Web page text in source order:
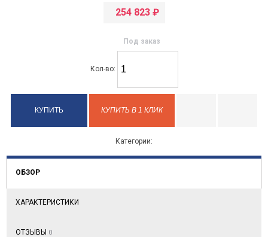
254 823 ₽
Под заказ
Кол-во:
КУПИТЬ В 1 КЛИК
Категории:
ОБЗОР
ХАРАКТЕРИСТИКИ
ОТЗЫВЫ 0